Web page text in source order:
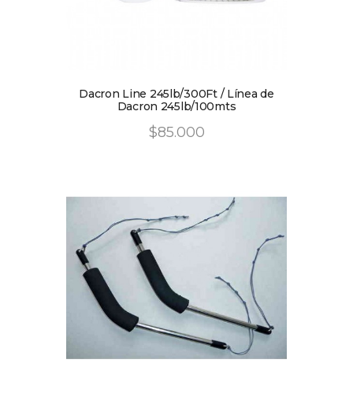
Dacron Line 245lb/300Ft / Línea de
Dacron 245lb/100mts
$85.000